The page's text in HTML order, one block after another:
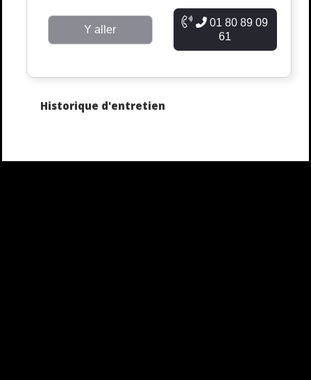
Y aller
01 80 89 09
61
Historique d'entretien